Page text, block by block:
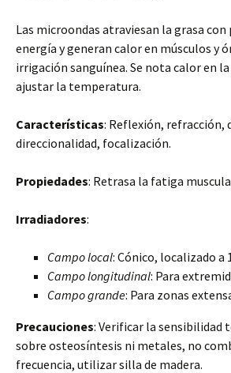
Las microondas atraviesan la grasa con
energía y generan calor en músculos y
irrigación sanguínea. Se nota calor en
ajustar la temperatura.
Características: Reflexión, refracción,
direccionalidad, focalización.
Propiedades: Retrasa la fatiga
Irradiadores:
Campo local: Cónico, localizado a
Campo longitudinal: Para
Campo grande: Para zonas
Precauciones: Verificar la sensibilidad
sobre osteosíntesis ni metales, no
frecuencia, utilizar silla de madera.